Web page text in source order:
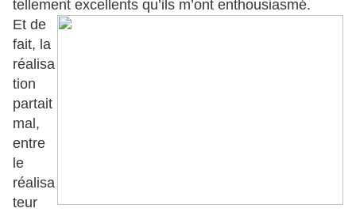
tellement excellents qu’ils m’ont enthousiasmé.
Et de
fait, la
réalisa
tion
partait
mal,
entre
le
réalisa
teur